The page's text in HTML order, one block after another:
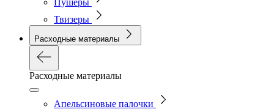
Пушеры
Твизеры
Расходные материалы
Расходные материалы
Апельсиновые палочки